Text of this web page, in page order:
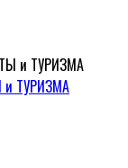
ТУРИЗМА